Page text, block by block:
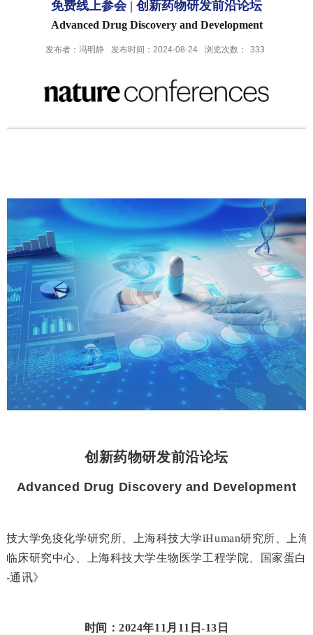
免费线上参会 | 创新药物研发前沿论坛
Advanced Drug Discovery and Development
发布者：冯明静 发布时间：2024-08-24 浏览次数： 333
创新药物研发前沿论坛
Advanced Drug Discovery and Development
技大学免疫化学研究所、上海科技大学iHuman研究所、上
临床研究中心、 上海科技大学生物医学工程学院、国家蛋白
通讯》
时间：2024年11月11日-13日